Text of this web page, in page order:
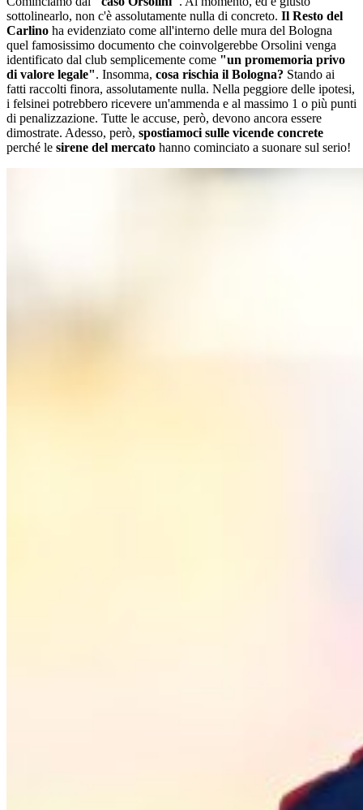
sottolinearlo, non c'è assolutamente nulla di concreto. Il Resto del
Carlino ha evidenziato come all'interno delle mura del Bologna
quel famosissimo documento che coinvolgerebbe Orsolini venga
identificato dal club semplicemente come "un promemoria privo
di valore legale". Insomma, cosa rischia il Bologna? Stando ai
fatti raccolti finora, assolutamente nulla. Nella peggiore delle ipotesi,
i felsinei potrebbero ricevere un'ammenda e al massimo 1 o più punti
di penalizzazione. Tutte le accuse, però, devono ancora essere
dimostrate. Adesso, però, spostiamoci sulle vicende concrete
perché le sirene del mercato hanno cominciato a suonare sul serio!